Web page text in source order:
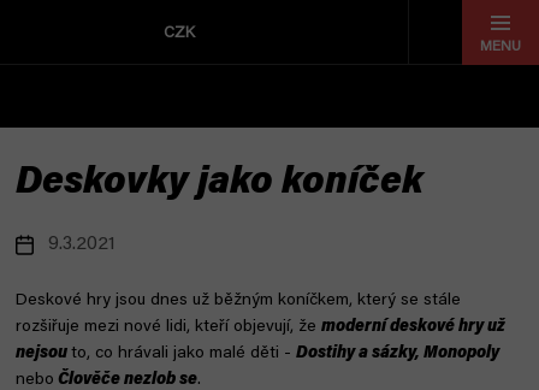
CZK
Deskovky jako koníček
9.3.2021
Deskové hry jsou dnes už běžným koníčkem, který se stále
rozšiřuje mezi nové lidi, kteří objevují, že moderní deskové hry už
nejsou to, co hrávali jako malé děti - Dostihy a sázky, Monopoly
nebo Člověče nezlob se.